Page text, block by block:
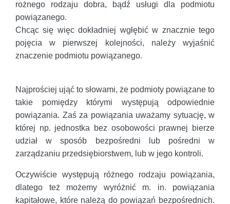
rożnego rodzaju dobra, bądź usługi dla podmiotu
powiązanego.
Chcąc się więc dokładniej wgłębić w znacznie tego
pojęcia w pierwszej kolejności, należy wyjaśnić
znaczenie podmiotu powiązanego.
Najprościej ująć to słowami, że podmioty powiązane to
takie pomiędzy którymi występują odpowiednie
powiązania. Zaś za powiązania uważamy sytuację, w
której np. jednostka bez osobowości prawnej bierze
udział w sposób bezpośredni lub pośredni w
zarządzaniu przedsiębiorstwem, lub w jego kontroli.
Oczywiście występują różnego rodzaju powiązania,
dlatego też możemy wyróżnić m. in. powiązania
kapitałowe, które należą do powiązań bezpośrednich.